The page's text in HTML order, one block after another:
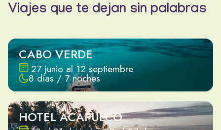
Viajes que te dejan sin palabras
CABO VERDE
27 junio al 12 septiembre
8 días / 7 noches
HOTEL ACAPULCO